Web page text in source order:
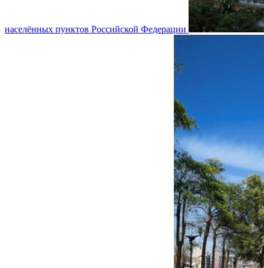
населённых пунктов Российской Федерации